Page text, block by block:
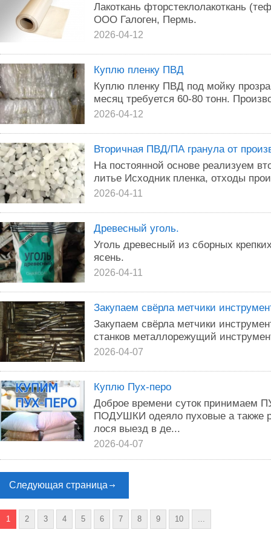
Лакоткань фторстеклолакоткань
ООО Галоген, Пермь.
2026-04-12
Куплю пленку ПВД
Куплю пленку ПВД под мойку
месяц требуется 60-80 тонн.
2026-04-12
Вторичная ПВД/ПА гранула от
На постоянной основе реализуем
литье Исходник пленка, отходы
2026-04-11
Древесный уголь.
Уголь древесный из сборных
ясень.
2026-04-11
Закупаем свёрла метчики
Закупаем свёрла метчики
станков металлорежущий
2026-04-07
Куплю Пух-перо
Доброе времени суток
ПОДУШКИ одеяло пуховые а также
лося выезд в де...
2026-04-07
Следующая страница
1 2 3 4 5 6 7 8 9 10 ...